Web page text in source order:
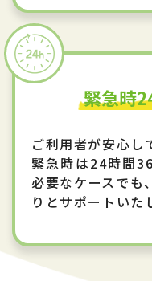
緊急時
ご利用者が安心し
緊急時は24時間
必要なケースでも
りとサポートいた